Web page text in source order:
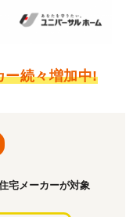
ー続々増加中!
宅メーカーが対象